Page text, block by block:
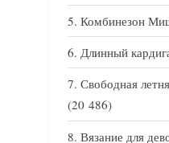
Комбинезон
Длинный
Свободная
(20 486)
Вязание для